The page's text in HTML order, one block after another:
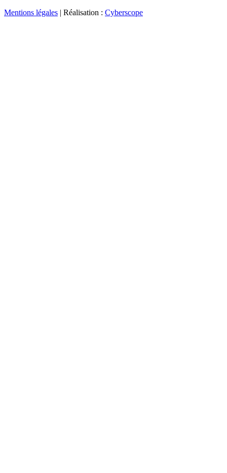
Mentions légales | Réalisation : Cyberscope